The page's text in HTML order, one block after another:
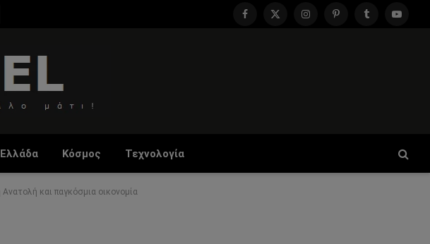
Facebook
X
InstagramPinterestTumblr
Ελλάδα Κόσμος Τεχνολογία
και παγκόσμια οικονομία